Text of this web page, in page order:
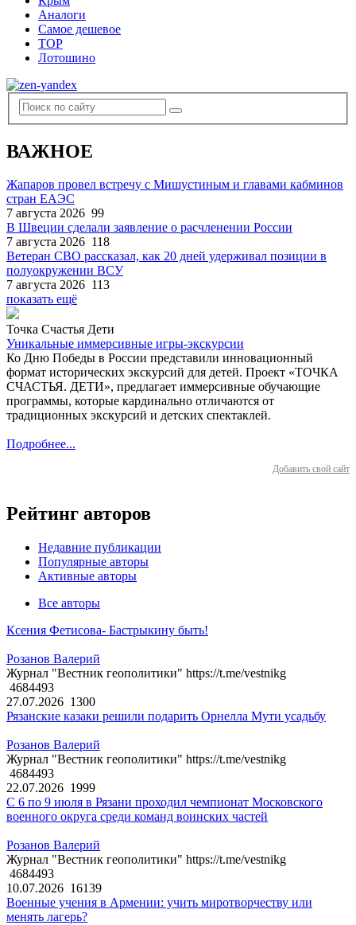
Аналоги
Самое дешевое
TOP
Лотошино
ВАЖНОЕ
Жапаров провел встречу с Мишустиным и главами кабминов
стран ЕАЭС
7 августа 2026 99
В Швеции сделали заявление о расчленении России
7 августа 2026 118
Ветеран СВО рассказал, как 20 дней удерживал позиции в
полуокружении ВСУ
7 августа 2026 113
показать ещё
Точка Счастья Дети
Уникальные иммерсивные игры-экскурсии
Ко Дню Победы в России представили инновационный
формат исторических экскурсий для детей. Проект «ТОЧКА
СЧАСТЬЯ. ДЕТИ», предлагает иммерсивные обучающие
программы, которые кардинально отличаются от
традиционных экскурсий и детских спектаклей.
Подробнее...
Добавить свой сайт
Рейтинг авторов
Недавние публикации
Популярные авторы
Активные авторы
Все авторы
Ксения Фетисова- Бастрыкину быть!
Розанов Валерий
Журнал "Вестник геополитики" https://t.me/vestnikg
4684493
27.07.2026 1300
Рязанские казаки решили подарить Орнелла Мути усадьбу
Розанов Валерий
Журнал "Вестник геополитики" https://t.me/vestnikg
4684493
22.07.2026 1999
С 6 по 9 июля в Рязани проходил чемпионат Московского
военного округа среди команд воинских частей
Розанов Валерий
Журнал "Вестник геополитики" https://t.me/vestnikg
4684493
10.07.2026 16139
Военные учения в Армении: учить миротворчеству или
менять лагерь?